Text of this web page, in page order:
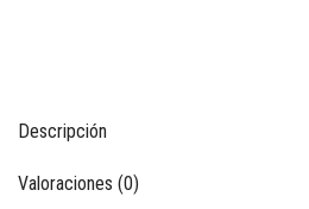
Descripción
Valoraciones (0)